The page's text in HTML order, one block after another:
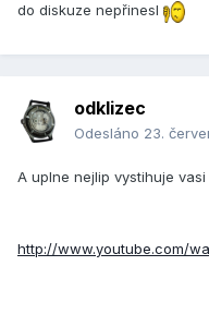
do diskuze nepřinesl
odklizec
Odesláno 23.
A uplne nejlip vystihuje
http://www.youtube.com/